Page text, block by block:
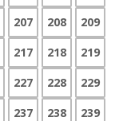
207 208
209
217 218
219
227 228
229
237 238
239